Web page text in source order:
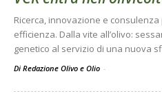
Ricerca, innovazione e
efficienza. Dalla vite all’olivo:
genetico al servizio di una nuova
Di Redazione Olivo e Olio -